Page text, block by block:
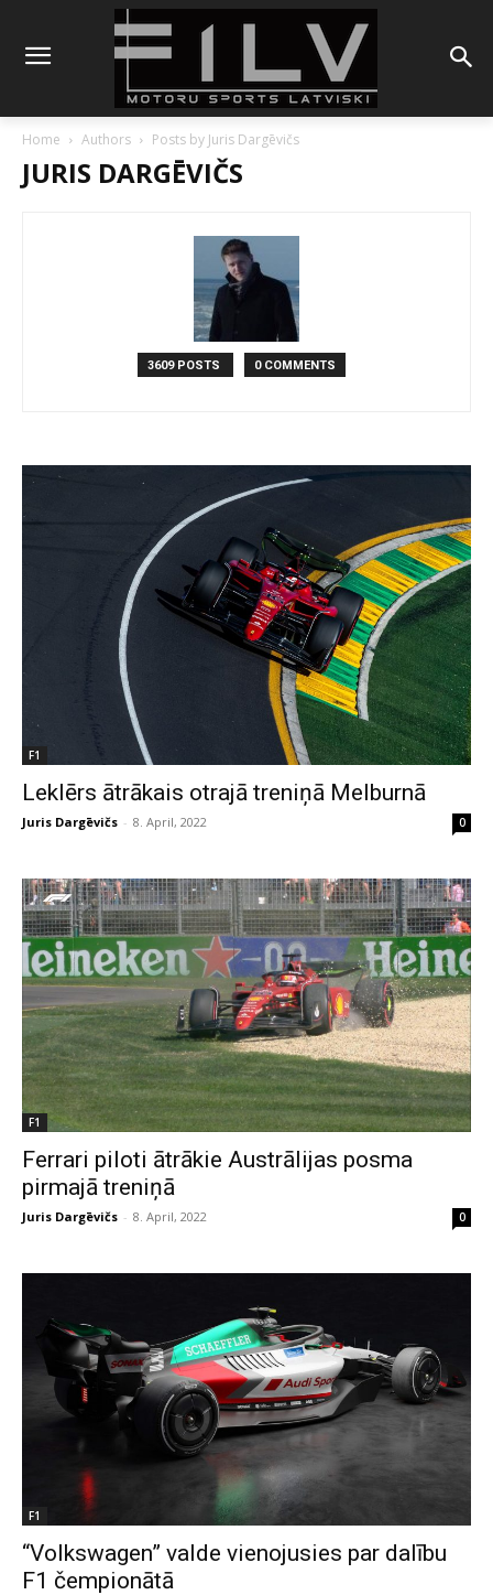
Home Authors Posts by Juris Dargēvičs
JURIS DARGĒVIČS
3609 POSTS 0 COMMENTS
F1
Leklērs ātrākais otrajā treniņā Melburnā
Juris Dargēvičs - 8. April, 2022 0
F1
Ferrari piloti ātrākie Austrālijas posma
pirmajā treniņā
Juris Dargēvičs - 8. April, 2022 0
F1
“Volkswagen” valde vienojusies par dalību
F1 čempionātā